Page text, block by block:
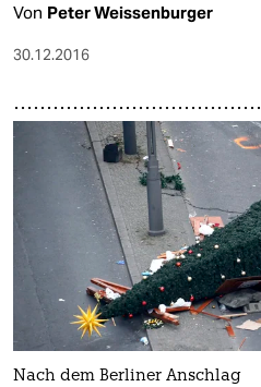
Von Peter Weissenburger
30.12.2016
Nach dem Berliner Anschlag